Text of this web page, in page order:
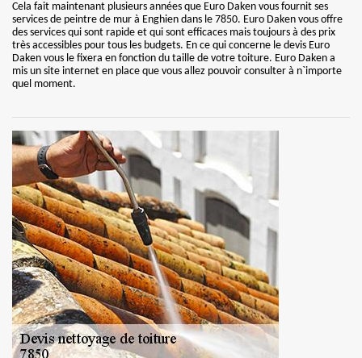
Cela fait maintenant plusieurs années que Euro Daken vous fournit ses
services de peintre de mur à Enghien dans le 7850. Euro Daken vous offre
des services qui sont rapide et qui sont efficaces mais toujours à des prix
très accessibles pour tous les budgets. En ce qui concerne le devis Euro
Daken vous le fixera en fonction du taille de votre toiture. Euro Daken a
mis un site internet en place que vous allez pouvoir consulter à n`importe
quel moment.